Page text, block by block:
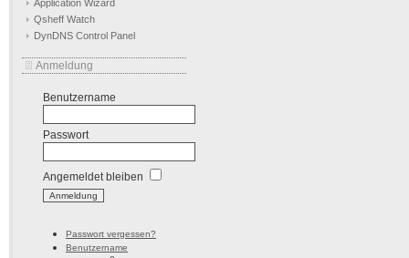
Application Wizard
Qsheff Watch
DynDNS Control Panel
Anmeldung
Benutzername
Passwort
Angemeldet bleiben
Passwort vergessen?
Benutzername